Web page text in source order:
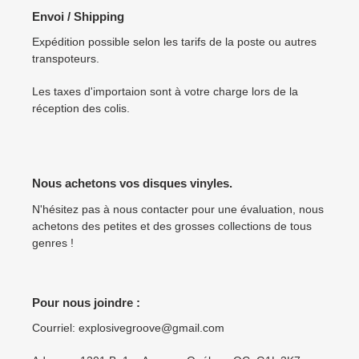
Envoi / Shipping
Expédition possible selon les tarifs de la poste ou autres
transpoteurs.
Les taxes d'importaion sont à votre charge lors de la
réception des colis.
Nous achetons vos disques vinyles.
N'hésitez pas à nous contacter pour une évaluation, nous
achetons des petites et des grosses collections de tous
genres !
Pour nous joindre :
Courriel: explosivegroove@gmail.com